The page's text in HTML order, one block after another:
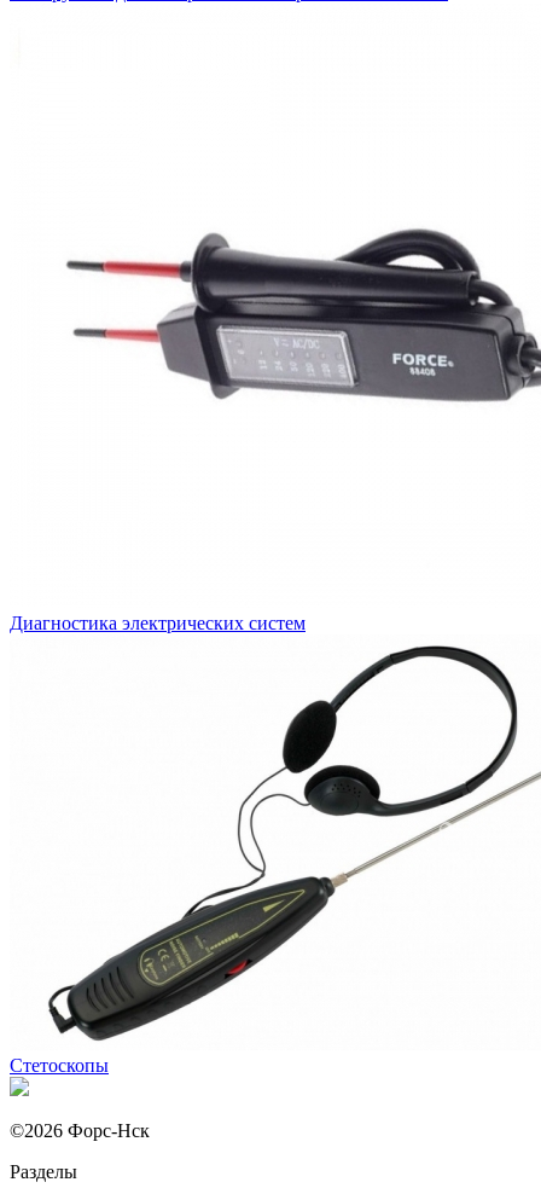
Диагностика электрических систем
Стетоскопы
©2026 Форс-Нск
Разделы